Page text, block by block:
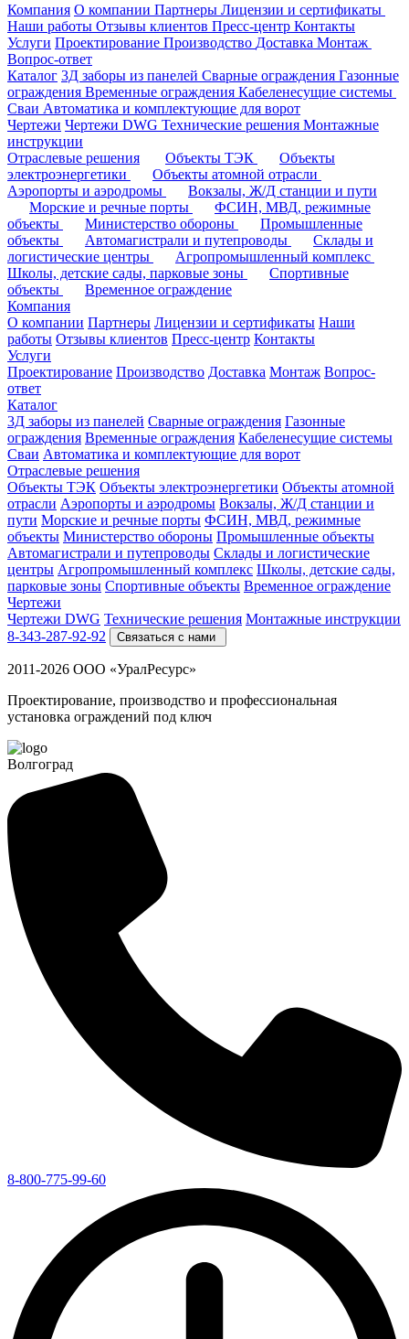
Компания О компании Партнеры Лицензии и сертификаты
Наши работы Отзывы клиентов Пресс-центр Контакты
Услуги Проектирование Производство Доставка Монтаж
Вопрос-ответ
Каталог 3Д заборы из панелей Сварные ограждения Газонные
ограждения Временные ограждения Кабеленесущие системы
Cваи Автоматика и комплектующие для ворот
Чертежи Чертежи DWG Технические решения Монтажные
инструкции
Отраслевые решения
Объекты ТЭК
Объекты
электроэнергетики
Объекты атомной отрасли
Аэропорты и аэродромы
Вокзалы, Ж/Д станции и пути
Морские и речные порты
ФСИН, МВД, режимные
объекты
Министерство обороны
Промышленные
объекты
Автомагистрали и путепроводы
Склады и
логистические центры
Агропромышленный комплекс
Школы, детские сады, парковые зоны
Спортивные
объекты
Временное ограждение
Компания
О компании Партнеры Лицензии и сертификаты Наши
работы Отзывы клиентов Пресс-центр Контакты
Услуги
Проектирование Производство Доставка Монтаж Вопрос-
ответ
Каталог
3Д заборы из панелей Сварные ограждения Газонные
ограждения Временные ограждения Кабеленесущие системы
Cваи Автоматика и комплектующие для ворот
Отраслевые решения
Объекты ТЭК Объекты электроэнергетики Объекты атомной
отрасли Аэропорты и аэродромы Вокзалы, Ж/Д станции и
пути Морские и речные порты ФСИН, МВД, режимные
объекты Министерство обороны Промышленные объекты
Автомагистрали и путепроводы Склады и логистические
центры Агропромышленный комплекс Школы, детские сады,
парковые зоны Спортивные объекты Временное ограждение
Чертежи
Чертежи DWG Технические решения Монтажные инструкции
8-343-287-92-92
Связаться с нами
2011-2026 ООО «УралРесурс»
Проектирование, производство и профессиональная
установка ограждений под ключ
Волгоград
8-800-775-99-60